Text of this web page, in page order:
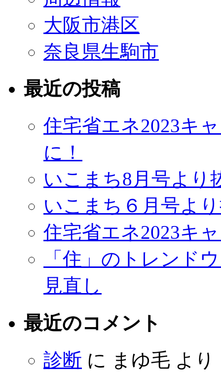
大阪市港区
奈良県生駒市
最近の投稿
住宅省エネ2023キ
に！
いこまち8月号よ
いこまち６月号よ
住宅省エネ2023キ
「住」のトレンド
見直し
最近のコメント
診断 に まゆ毛 より